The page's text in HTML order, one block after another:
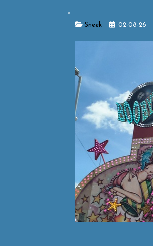
Details
Sneek 02-08-26